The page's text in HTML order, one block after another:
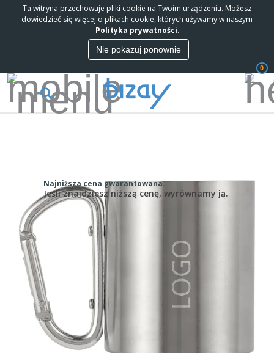
Ta witryna przechowuje pliki cookie na Twoim urządzeniu. Możesz
dowiedzieć się więcej o plikach cookie, których używamy w naszym
Polityka prywatności.
Nie pokazuj ponownie
0
Najniższa cena gwarantowana.
Jeśli znajdziesz niższą cenę, wyrównamy ją.